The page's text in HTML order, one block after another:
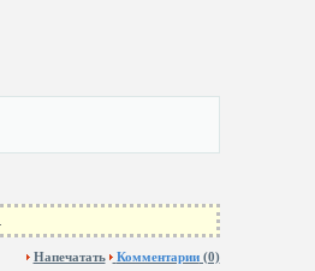
Напечатать Комментарии(0)